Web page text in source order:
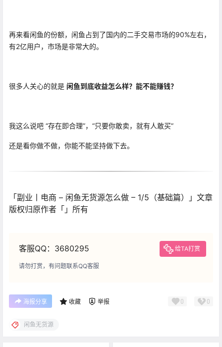
再来看闲鱼的份额， 闲鱼占到了国内的二手交易市场的90%左右，
有2亿用户，市场是非常大的。
很多人关心的就是 闲鱼到底收益怎么样？能不能赚钱？
我这么说吧 “存在即合理”，“只要你敢卖，就有人敢买”
还是看你做不做，你能不能坚持做下去。
「副业丨电商 – 闲鱼无货源怎么做 – 1/5（基础篇）」文章
版权归原作者「」所有
客服QQ：3680295 给TA打赏
请勿打赏，有问题联系QQ客服
海报分享 收藏 举报 0 0
闲鱼无货源